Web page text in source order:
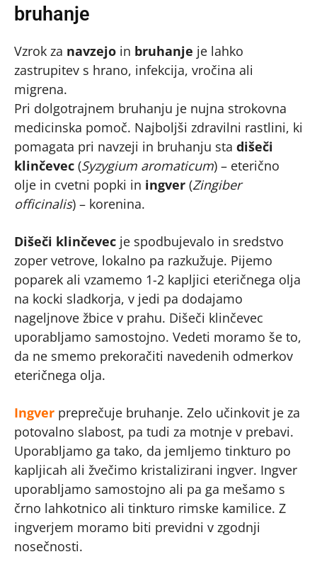
bruhanje
Vzrok za navzejo in bruhanje je lahko
zastrupitev s hrano, infekcija, vročina ali
migrena.
Pri dolgotrajnem bruhanju je nujna strokovna
medicinska pomoč. Najboljši zdravilni rastlini, ki
pomagata pri navzeji in bruhanju sta dišeči
klinčevec (Syzygium aromaticum) – eterično
olje in cvetni popki in ingver (Zingiber
officinalis) – korenina.
Dišeči klinčevec je spodbujevalo in sredstvo
zoper vetrove, lokalno pa razkužuje. Pijemo
poparek ali vzamemo 1-2 kapljici eteričnega olja
na kocki sladkorja, v jedi pa dodajamo
nageljnove žbice v prahu. Dišeči klinčevec
uporabljamo samostojno. Vedeti moramo še to,
da ne smemo prekoračiti navedenih odmerkov
eteričnega olja.
Ingver preprečuje bruhanje. Zelo učinkovit je za
potovalno slabost, pa tudi za motnje v prebavi.
Uporabljamo ga tako, da jemljemo tinkturo po
kapljicah ali žvečimo kristalizirani ingver. Ingver
uporabljamo samostojno ali pa ga mešamo s
črno lahkotnico ali tinkturo rimske kamilice. Z
ingverjem moramo biti previdni v zgodnji
nosečnosti.